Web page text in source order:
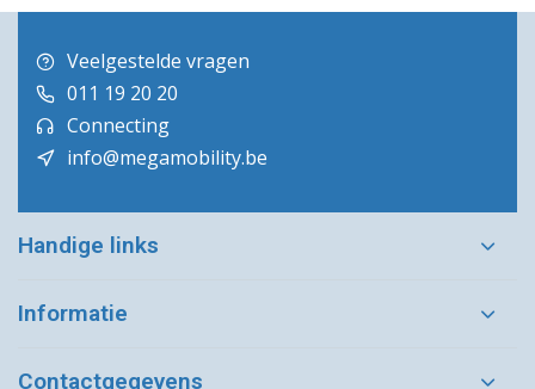
Veelgestelde vragen
011 19 20 20
Connecting
info@megamobility.be
Handige links
Informatie
Contactgegevens